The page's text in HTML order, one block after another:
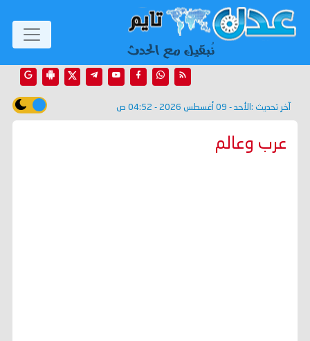
آخر تحديث : الأحد - 09 أغسطس 2026 - 04:52 ص
عرب وعالم